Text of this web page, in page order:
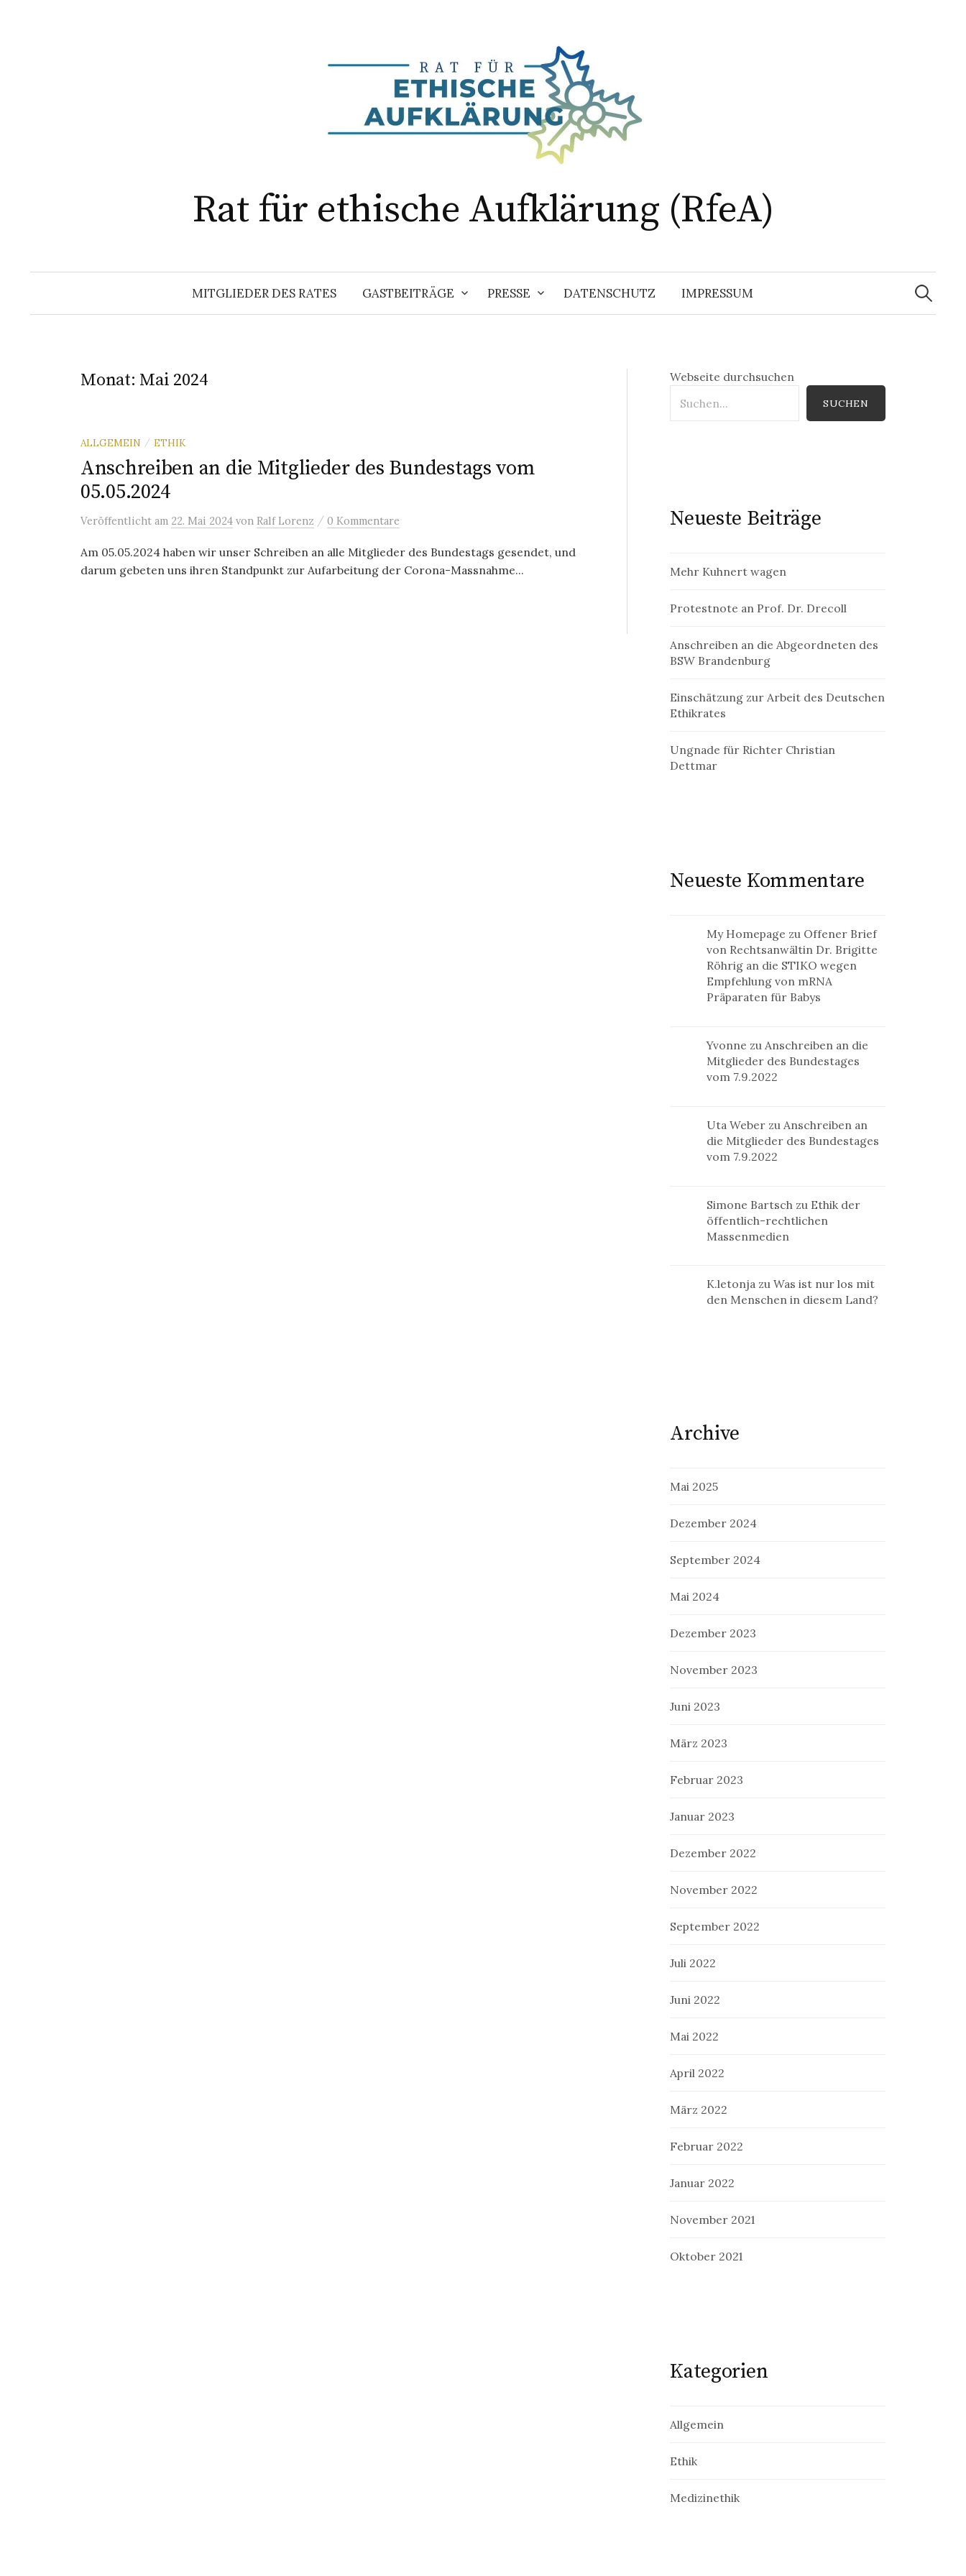
Rat für ethische Aufklärung (RfeA)
MITGLIEDER DES RATES GASTBEITRÄGE PRESSE DATENSCHUTZ IMPRESSUM
Suchen
nach:
Monat: Mai 2024
ALLGEMEIN / ETHIK
Anschreiben an die Mitglieder des Bundestags vom
05.05.2024
Veröffentlicht am 22. Mai 2024 von Ralf Lorenz / 0 Kommentare
Am 05.05.2024 haben wir unser Schreiben an alle Mitglieder des Bundestags gesendet, und
darum gebeten uns ihren Standpunkt zur Aufarbeitung der Corona-Massnahme...
Webseite durchsuchen
SUCHEN
Neueste Beiträge
Mehr Kuhnert wagen
Protestnote an Prof. Dr. Drecoll
Anschreiben an die Abgeordneten des
BSW Brandenburg
Einschätzung zur Arbeit des Deutschen
Ethikrates
Ungnade für Richter Christian
Dettmar
Neueste Kommentare
My Homepage zu Offener Brief
von Rechtsanwältin Dr. Brigitte
Röhrig an die STIKO wegen
Empfehlung von mRNA
Präparaten für Babys
Yvonne zuAnschreiben an die
Mitglieder des Bundestages
vom 7.9.2022
Uta Weber zu Anschreiben an
die Mitglieder des Bundestages
vom 7.9.2022
Simone Bartsch zu Ethik der
öffentlich-rechtlichen
Massenmedien
K.letonja zuWas ist nur los mit
den Menschen in diesem Land?
Archive
Mai 2025
Dezember 2024
September 2024
Mai 2024
Dezember 2023
November 2023
Juni 2023
März 2023
Februar 2023
Januar 2023
Dezember 2022
November 2022
September 2022
Juli 2022
Juni 2022
Mai 2022
April 2022
März 2022
Februar 2022
Januar 2022
November 2021
Oktober 2021
Kategorien
Allgemein
Ethik
Medizinethik